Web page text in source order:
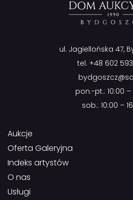
ul. Jagiellońska 47,
tel. +48 602
pon.-pt.: 10:00 –
sob.: 10:00 –
Aukcje
Oferta Galeryjna
Indeks artystów
O nas
Usługi